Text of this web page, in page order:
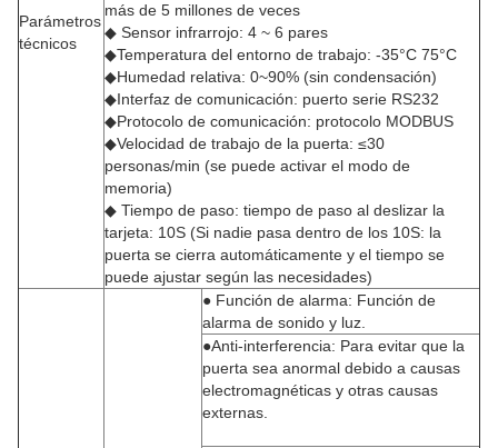
Parámetros
técnicos
más de 5 millones de veces
◆ Sensor infrarrojo: 4 ~ 6 pares
◆Temperatura del entorno de trabajo: -35°C 75°C
◆Humedad relativa: 0~90% (sin condensación)
◆Interfaz de comunicación: puerto serie RS232
◆Protocolo de comunicación: protocolo MODBUS
◆Velocidad de trabajo de la puerta: ≤30
personas/min (se puede activar el modo de
memoria)
◆ Tiempo de paso: tiempo de paso al deslizar la
tarjeta: 10S (Si nadie pasa dentro de los 10S: la
puerta se cierra automáticamente y el tiempo se
puede ajustar según las necesidades)
● Función de alarma: Función de
alarma de sonido y luz.
●Anti-interferencia: Para evitar que la
puerta sea anormal debido a causas
electromagnéticas y otras causas
externas.